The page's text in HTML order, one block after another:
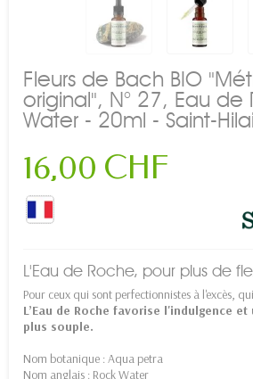
Fleurs de Bach BIO
original", N° 27, Eau de
Water - 20ml - Saint-
16,00 CHF
L'Eau de Roche, pour plus de
Pour ceux qui sont perfectionnistes à l'excès,
L’Eau de Roche favorise l'indulgence
plus souple.
Nom botanique : Aqua petra
Nom anglais : Rock Water